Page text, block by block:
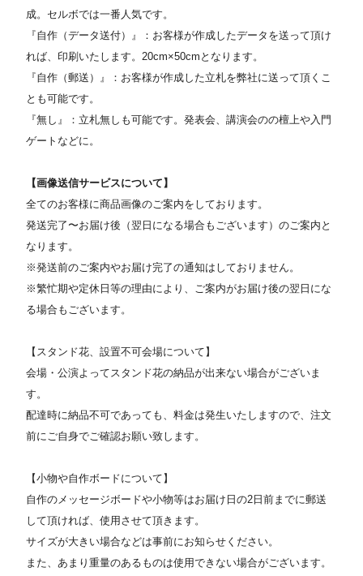
成。セルボでは一番人気です。
『自作（データ送付）』：お客様が作成したデータを送って頂け
れば、印刷いたします。20cm×50cmとなります。
『自作（郵送）』：お客様が作成した立札を弊社に送って頂くこ
とも可能です。
『無し』：立札無しも可能です。発表会、講演会のの檀上や入門
ゲートなどに。
【画像送信サービスについて】
全てのお客様に商品画像のご案内をしております。
発送完了〜お届け後（翌日になる場合もございます）のご案内と
なります。
※発送前のご案内やお届け完了の通知はしておりません。
※繁忙期や定休日等の理由により、ご案内がお届け後の翌日にな
る場合もございます。
【スタンド花、設置不可会場について】
会場・公演よってスタンド花の納品が出来ない場合がございま
す。
配達時に納品不可であっても、料金は発生いたしますので、注文
前にご自身でご確認お願い致します。
【小物や自作ボードについて】
自作のメッセージボードや小物等はお届け日の2日前までに郵送
して頂ければ、使用させて頂きます。
サイズが大きい場合などは事前にお知らせください。
また、あまり重量のあるものは使用できない場合がございます。